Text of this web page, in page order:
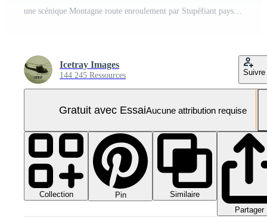
une scénique Montagne route enroulement par Stupéfiant paysages Vidéo Pro
Icetray Images
144 245 Ressources Suivre
Gratuit avec EssaiAucune attribution requise
Collection Pin
Similaire
Partager